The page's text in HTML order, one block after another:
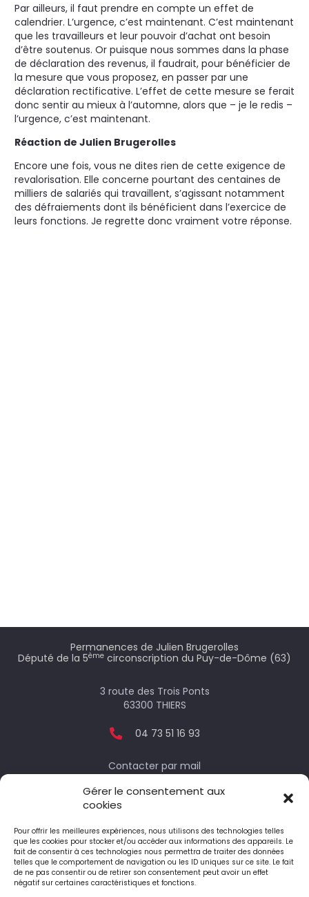
Gérer le consentement aux
cookies
Pour offrir les meilleures expériences, nous utilisons des technologies telles
que les cookies pour stocker et/ou accéder aux informations des appareils. Le
fait de consentir à ces technologies nous permettra de traiter des données
telles que le comportement de navigation ou les ID uniques sur ce site. Le fait
de ne pas consentir ou de retirer son consentement peut avoir un effet
négatif sur certaines caractéristiques et fonctions.
Par ailleurs, il faut prendre en compte un effet de
calendrier. L’urgence, c’est maintenant. C’est maintenant
que les travailleurs et leur pouvoir d’achat ont besoin
d’être soutenus. Or puisque nous sommes dans la phase
de déclaration des revenus, il faudrait, pour bénéficier de
la mesure que vous proposez, en passer par une
déclaration rectificative. L’effet de cette mesure se ferait
donc sentir au mieux à l’automne, alors que –⁠ je le redis –
l’urgence, c’est maintenant.
Réaction de Julien Brugerolles
Encore une fois, vous ne dites rien de cette exigence de
revalorisation. Elle concerne pourtant des centaines de
milliers de salariés qui travaillent, s’agissant notamment
des défraiements dont ils bénéficient dans l’exercice de
leurs fonctions. Je regrette donc vraiment votre réponse.
Permanences de Julien Brugerolles
Député de la 5ème circonscription du Puy-de-Dôme (63)
3 route des Trois Ponts
63300 THIERS
04 73 51 16 93
Contacter par mail
Votre député
Le député honoraire